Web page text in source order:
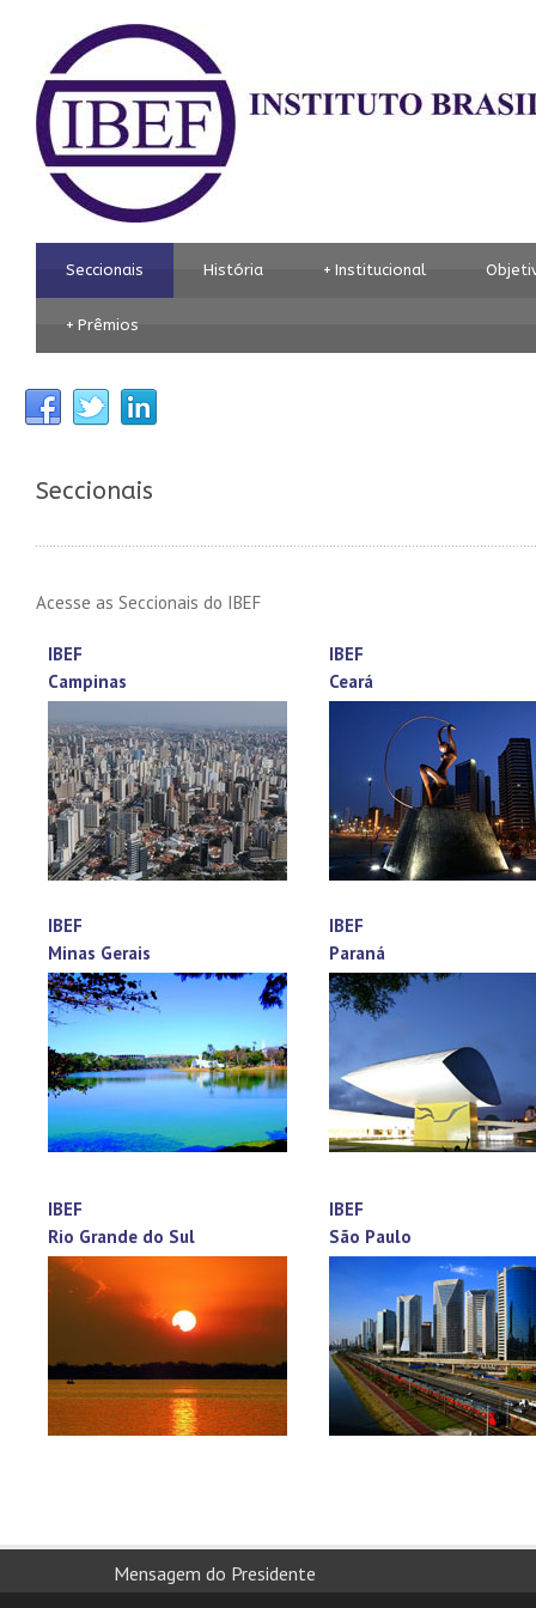
Seccionais História Institucional
+
Prêmios
+
Seccionais
Acesse as Seccionais do IBEF
IBEF
Campinas
IBEF
Ceará
IBEF
Minas Gerais
IBEF
Paraná
IBEF
Rio Grande do Sul
IBEF
São Paulo
Mensagem do Presidente